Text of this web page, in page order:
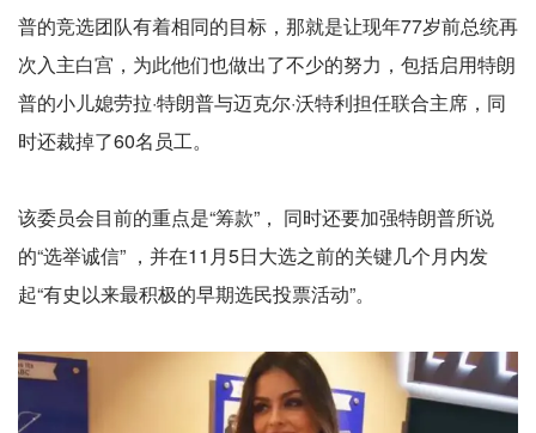
普的竞选团队有着相同的目标，那就是让现年77岁前总统再
次入主白宫，为此他们也做出了不少的努力，包括启用特朗
普的小儿媳劳拉·特朗普与迈克尔·沃特利担任联合主席，同
时还裁掉了60名员工。
该委员会目前的重点是“筹款”， 同时还要加强特朗普所说
的“选举诚信” ，并在11月5日大选之前的关键几个月内发
起“有史以来最积极的早期选民投票活动”。